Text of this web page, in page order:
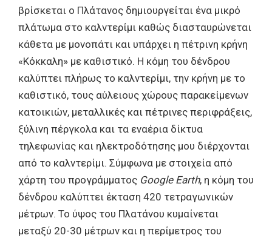
βρίσκεται ο Πλάτανος δημιουργείται ένα μικρό
πλάτωμα στο καλντερίμι καθώς διασταυρώνεται
κάθετα με μονοπάτι και υπάρχει η πέτρινη κρήνη
«Κόκκαλη» με καθιστικό. Η κόμη του δένδρου
καλύπτει πλήρως το καλντερίμι, την κρήνη με το
καθιστικό, τους αύλειους χώρους παρακείμενων
κατοικιών, μεταλλικές και πέτρινες περιφράξεις,
ξύλινη πέργκολα και τα εναέρια δίκτυα
τηλεφωνίας και ηλεκτροδότησης μου διέρχονται
από το καλντερίμι. Σύμφωνα με στοιχεία από
χάρτη του προγράμματος Google Earth, η κόμη του
δένδρου καλύπτει έκταση 420 τετραγωνικών
μέτρων. Το ύψος του Πλατάνου κυμαίνεται
μεταξύ 20-30 μέτρων και η περίμετρος του